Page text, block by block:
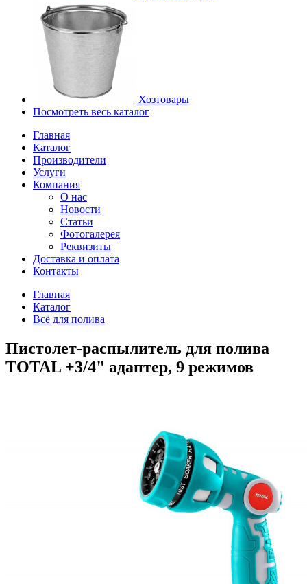
Хозтовары
Посмотреть весь каталог
Главная
Каталог
Производители
Услуги
Компания
О нас
Новости
Статьи
Фотогалерея
Реквизиты
Доставка и оплата
Контакты
Главная
Каталог
Всё для полива
Пистолет-распылитель для полива
TOTAL +3/4" адаптер, 9 режимов